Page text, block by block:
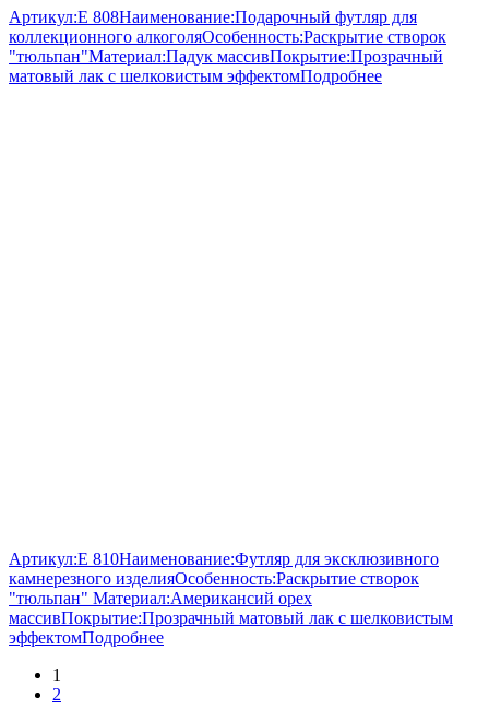
Артикул:E 808Наименование:Подарочный футляр для
коллекционного алкоголяОсобенность:Раскрытие створок
"тюльпан"Материал:Падук массивПокрытие:Прозрачный
матовый лак с шелковистым эффектомПодробнее
Артикул:E 810Наименование:Футляр для эксклюзивного
камнерезного изделияОсобенность:Раскрытие створок
"тюльпан" Материал:Американсий орех
массивПокрытие:Прозрачный матовый лак с шелковистым
эффектомПодробнее
1
2